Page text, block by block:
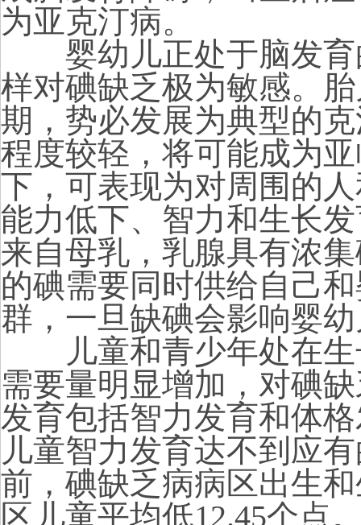
为亚克汀病。
婴幼儿正处于脑发育
样对碘缺乏极为敏感。
期，势必发展为典型的
程度较轻，将可能成为
下，可表现为对周围的
能力低下、智力和生长
来自母乳，乳腺具有浓
的碘需要同时供给自己
群，一旦缺碘会影响婴
儿童和青少年处在生
需要量明显增加，对碘
发育包括智力发育和体
儿童智力发育达不到应
前，碘缺乏病病区出生
区儿童平均低12.45个点